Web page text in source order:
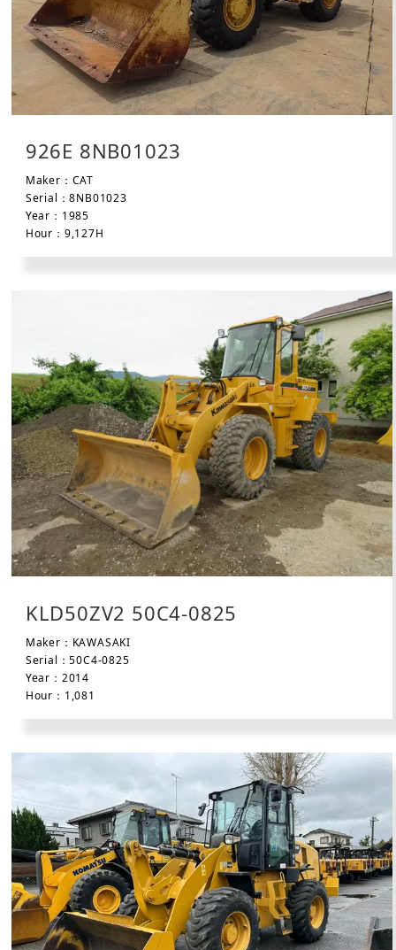
926E 8NB01023
Maker：CAT
Serial：8NB01023
Year：1985
Hour：9,127H
KLD50ZV2 50C4-0825
Maker：KAWASAKI
Serial：50C4-0825
Year：2014
Hour：1,081